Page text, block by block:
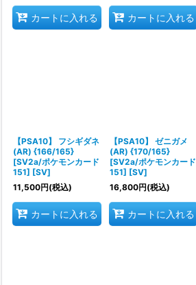
カートに入れる カートに入れる
【PSA10】 フシギダネ
(AR) {166/165}
[SV2a/ポケモンカード
151] [SV]
11,500円(税込)
カートに入れる
【PSA10】 ゼニガメ
(AR) {170/165}
[SV2a/ポケモンカード
151] [SV]
16,800円(税込)
カートに入れる